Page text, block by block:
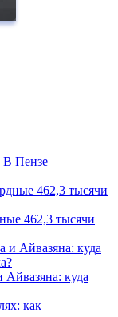
В Пензе
462,3 тысячи
куда